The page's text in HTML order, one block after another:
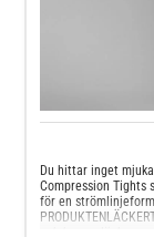
Du hittar inget
Compression
för en
och har en läcker